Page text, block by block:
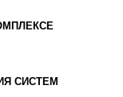
СИСТЕМ